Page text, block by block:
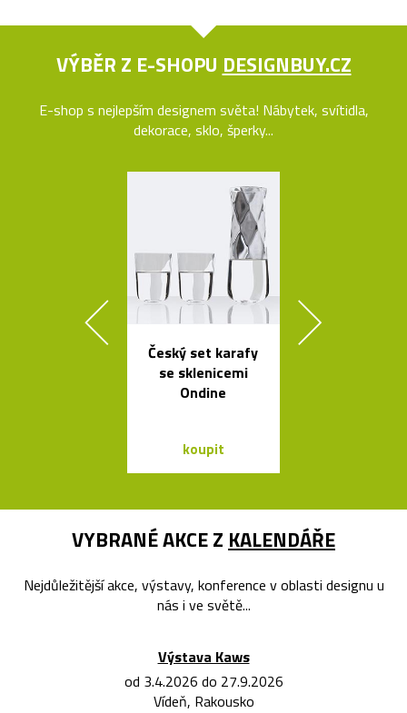
VÝBĚR Z E-SHOPU DESIGNBUY.CZ
E-shop s nejlepším designem světa! Nábytek, svítidla,
dekorace, sklo, šperky...
Český set karafy
se sklenicemi
Ondine
koupit
VYBRANÉ AKCE Z KALENDÁŘE
Nejdůležitější akce, výstavy, konference v oblasti designu u
nás i ve světě...
Výstava Kaws
od 3.4.2026 do 27.9.2026
Vídeň, Rakousko